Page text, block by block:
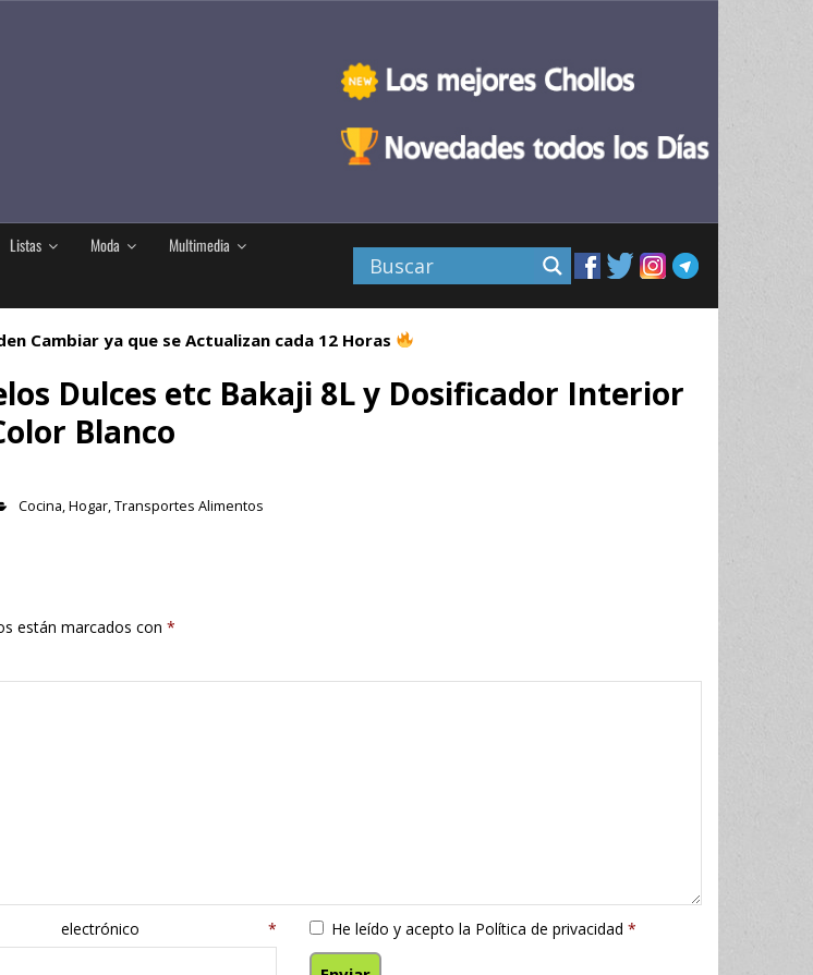
Listas Moda
Multimedia
Cambiar ya que se Actualizan cada 12 Horas
Dulces etc Bakaji 8L y Dosificador Interior
Blanco
Cocina,Hogar,Transportes Alimentos
están marcados con *
electrónico* He leído y acepto la Política de privacidad *